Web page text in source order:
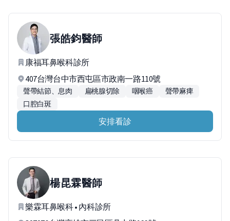
張皓鈞醫師
康福耳鼻喉科診所
407台灣台中市西屯區市政南一路110號
聲帶結節、息肉 扁桃腺切除 咽喉癌
聲帶麻痺
口腔白斑
安排看診
楊昆霖醫師
樂霖耳鼻喉科 • 內科診所